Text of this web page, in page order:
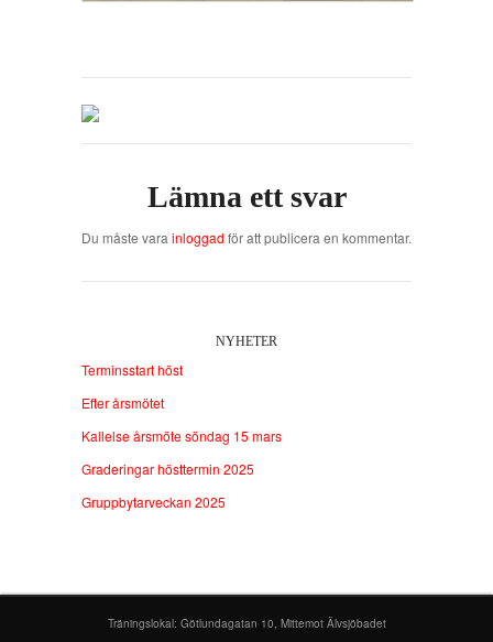
Lämna ett svar
Du måste vara inloggad för att publicera en kommentar.
NYHETER
Terminsstart höst
Efter årsmötet
Kallelse årsmöte söndag 15 mars
Graderingar hösttermin 2025
Gruppbytarveckan 2025
Träningslokal: Götlundagatan 10, Mittemot Älvsjöbadet